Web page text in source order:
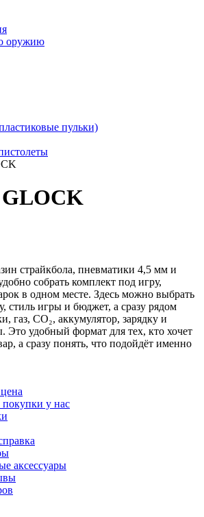
оружию
пульки)
GLOCK
страйкбола, пневматики 4,5 мм и
собрать комплект под игру,
в одном месте. Здесь можно выбрать
стиль игры и бюджет, а сразу рядом
газ, CO₂, аккумулятор, зарядку и
Это удобный формат для тех, кто хочет
а сразу понять, что подойдёт именно
у нас
аксессуары